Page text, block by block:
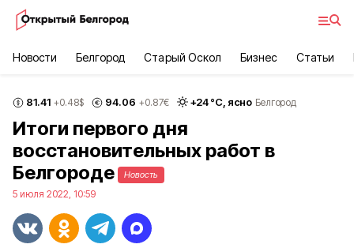
Новости Белгород Старый Оскол Бизнес Статьи
81.41 +0.48$ 94.06 +0.87€ +24°С, ясно Белгород
Итоги первого дня
восстановительных работ в
Белгороде
Новость
5 июля 2022, 10:59